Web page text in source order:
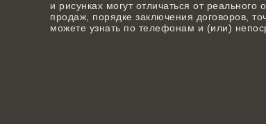
и рисунках могут отличаться от
продаж, порядке заключения договоров,
можете узнать по телефонам и (или)